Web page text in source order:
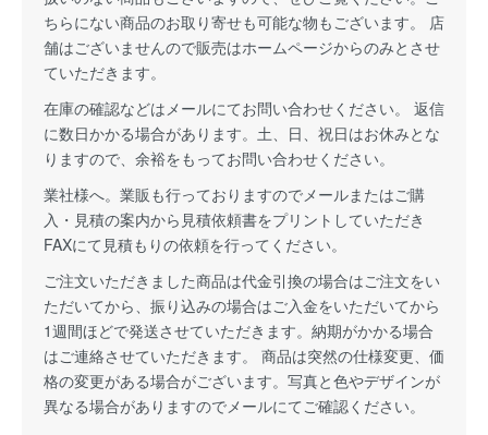
ちらにない商品のお取り寄せも可能な物もございます。 店
舗はございませんので販売はホームページからのみとさせ
ていただきます。
在庫の確認などはメールにてお問い合わせください。 返信
に数日かかる場合があります。土、日、祝日はお休みとな
りますので、余裕をもってお問い合わせください。
業社様へ。業販も行っておりますのでメールまたはご購
入・見積の案内から見積依頼書をプリントしていただき
FAXにて見積もりの依頼を行ってください。
ご注文いただきました商品は代金引換の場合はご注文をい
ただいてから、振り込みの場合はご入金をいただいてから
1週間ほどで発送させていただきます。納期がかかる場合
はご連絡させていただきます。 商品は突然の仕様変更、価
格の変更がある場合がございます。写真と色やデザインが
異なる場合がありますのでメールにてご確認ください。